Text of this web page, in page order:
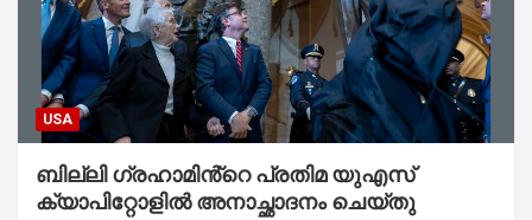
USA
ബില്ലി ഗ്രഹാമിൻ്റെ പ്രതിമ യുഎസ്
ക്യാപിറ്റോളിൽ അനാച്ഛാദനം ചെയ്തു